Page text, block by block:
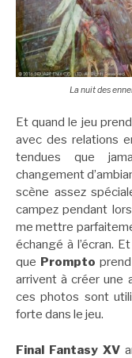
La nuit des
Et quand le jeu
avec des relations
tendues que
changement
scène assez
campez pendant
me mettre
échangé à l’écran.
que Prompto
arrivent à créer une
ces photos sont
forte dans le jeu.
Final Fantasy XV